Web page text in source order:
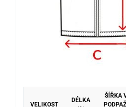
VELIKOST
DÉLKA
ŠÍŘKA